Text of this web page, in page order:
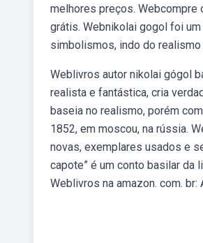
melhores preços. Webcompre
grátis. Webnikolai gogol foi
simbolismos, indo do
Weblivros autor nikolai gógol
realista e fantástica, cria
baseia no realismo, porém
1852, em moscou, na rússia.
novas, exemplares usados e
capote” é um conto basilar da
Weblivros na amazon. com.